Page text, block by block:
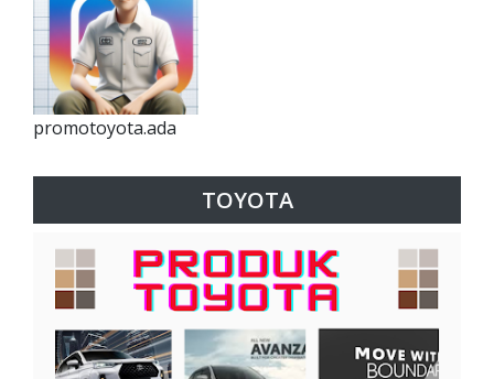
promotoyota.ada
TOYOTA